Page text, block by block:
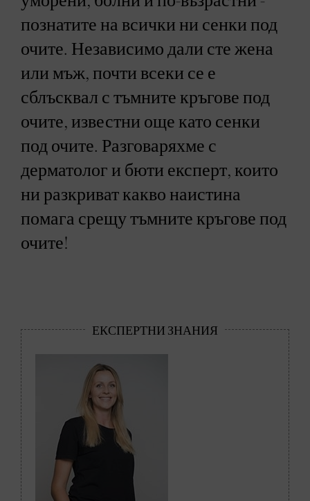
познатите на всички ни сенки под
очите. Независимо дали сте жена
или мъж, почти всеки се е
сблъсквал с тъмните кръгове под
очите, известни още като сенки
под очите. Разговаряхме с
дерматолог и бюти експерт, които
ни разкриват какво наистина
помага срещу тъмните кръгове под
очите!